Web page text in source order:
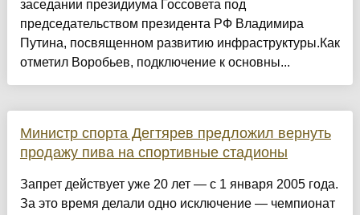
заседании президиума Госсовета под
председательством президента РФ Владимира
Путина, посвященном развитию инфраструктуры.Как
отметил Воробьев, подключение к основны...
Министр спорта Дегтярев предложил вернуть
продажу пива на спортивные стадионы
Запрет действует уже 20 лет — с 1 января 2005 года.
За это время делали одно исключение — чемпионат